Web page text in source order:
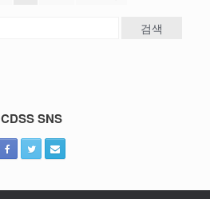
검색
CDSS SNS